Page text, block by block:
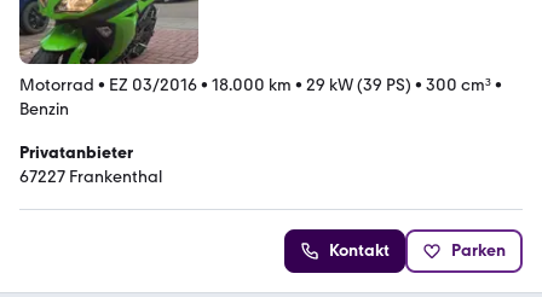
Motorrad • EZ 03/2016• 18.000 km • 29 kW (39 PS) • 300 cm³•
Benzin
Privatanbieter
67227 Frankenthal
Kontakt Parken